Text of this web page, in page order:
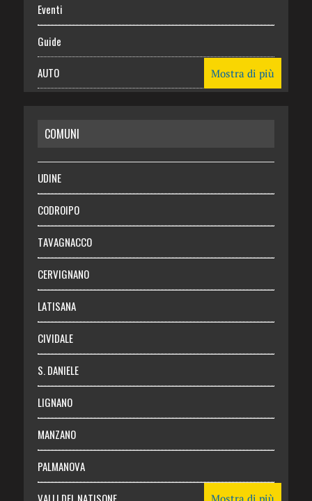
Eventi
Guide
AUTO
RISPARMIO
SALUTE
Necrologie
Chi siamo
Abbonati
Login
Mostra di più
COMUNI
UDINE
CODROIPO
TAVAGNACCO
CERVIGNANO
LATISANA
CIVIDALE
S. DANIELE
LIGNANO
MANZANO
PALMANOVA
Mostra di più